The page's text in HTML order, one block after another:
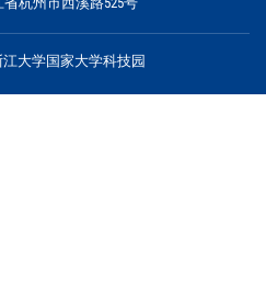
江大学国家大学科技园